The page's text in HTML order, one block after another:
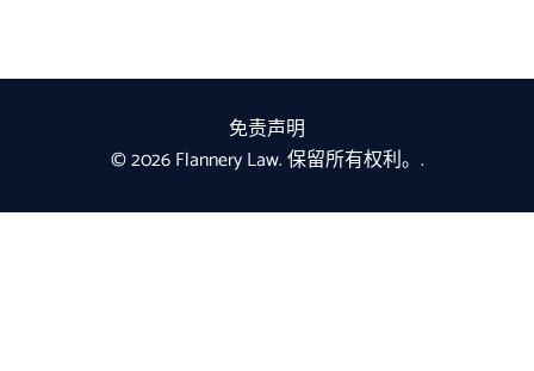
免责声明
© 2026 Flannery Law. 保留所有权利。.